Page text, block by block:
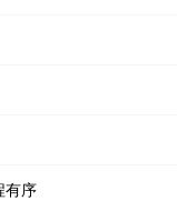
有序